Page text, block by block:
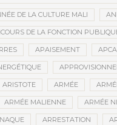
DE LA CULTURE MALI
DE LA FONCTION
APAISEMENT
ARISTOTE ARMÉE
ARMÉE MALIENNE ARMÉE
ARRESTATION